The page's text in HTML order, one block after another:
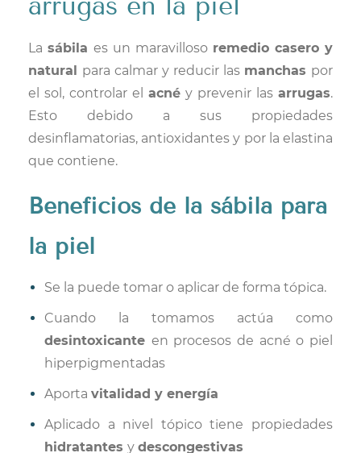
arrugas en la piel
La sábila es un maravilloso remedio casero y
natural para calmar y reducir las manchas por
el sol, controlar el acnéy prevenir las arrugas.
Esto debido a sus propiedades
desinflamatorias, antioxidantes y por la elastina
que contiene.
Beneficios de la sábila para
la piel
Se la puede tomar o aplicar de forma tópica.
Cuando la tomamos actúa como
desintoxicante en procesos de acné o piel
hiperpigmentadas
Aporta vitalidad y energía
Aplicado a nivel tópico tiene propiedades
hidratantes y descongestivas